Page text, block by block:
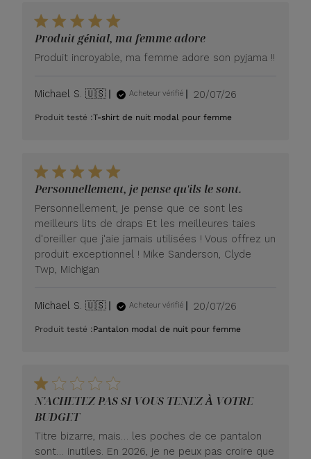
Produit génial, ma femme adore
Produit incroyable, ma femme adore son pyjama !!
Michael S. 🇺🇸 Acheteur vérifié
Date
publication
20/07/26
Produit testé :T-shirt de nuit modal pour femme
Personnellement, je pense qu'ils le sont.
Personnellement, je pense que ce sont les
meilleurs lits de draps Et les meilleures taies
d'oreiller que j'aie jamais utilisées ! Vous offrez un
produit exceptionnel ! Mike Sanderson, Clyde
Twp, Michigan
Michael S. 🇺🇸 Acheteur vérifié
Date
publication
20/07/26
Produit testé :Pantalon modal de nuit pour femme
N'ACHETEZ PAS SI VOUS TENEZ À VOTRE
BUDGET
Titre bizarre, mais… les poches de ce pantalon
sont… inutiles. En 2026, je ne peux pas croire que